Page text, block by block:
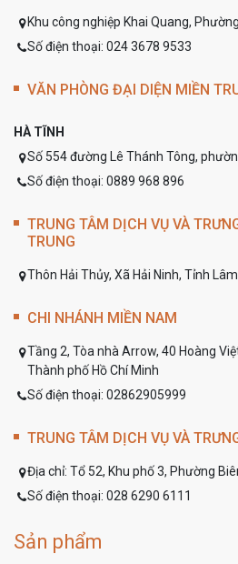
Khu công nghiệp Khai Quang,
Số điện thoại: 024 3678 9533
VĂN PHÒNG ĐẠI DIỆN MIỀN
HÀ TĨNH
Số 554 đường Lê Thánh Tông,
Số điện thoại: 0889 968 896
TRUNG TÂM DỊCH VỤ VÀ
TRUNG
Thôn Hải Thủy, Xã Hải Ninh, Tỉnh
CHI NHÁNH MIỀN NAM
Tầng 2, Tòa nhà Arrow, 40 Hoàng
Thành phố Hồ Chí Minh
Số điện thoại: 02862905999
TRUNG TÂM DỊCH VỤ VÀ
Địa chỉ: Tổ 52, Khu phố 3, Phường
Số điện thoại: 028 6290 6111
Sản phẩm